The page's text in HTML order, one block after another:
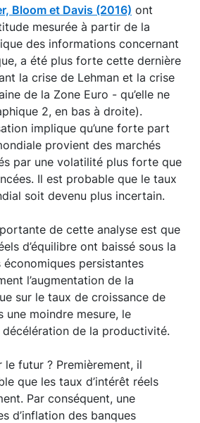
Bloom et Davis (2016) ont
mesurée à partir de la
des informations concernant
a été plus forte cette dernière
la crise de Lehman et la crise
de la Zone Euro - qu’elle ne
2, en bas à droite).
implique qu’une forte part
provient des marchés
par une volatilité plus forte que
Il est probable que le taux
soit devenu plus incertain.
de cette analyse est que
d’équilibre ont baissé sous la
persistantes
l’augmentation de la
sur le taux de croissance de
une moindre mesure, le
de la productivité.
le futur ? Premièrement, il
que les taux d’intérêt réels
Par conséquent, une
d’inflation des banques